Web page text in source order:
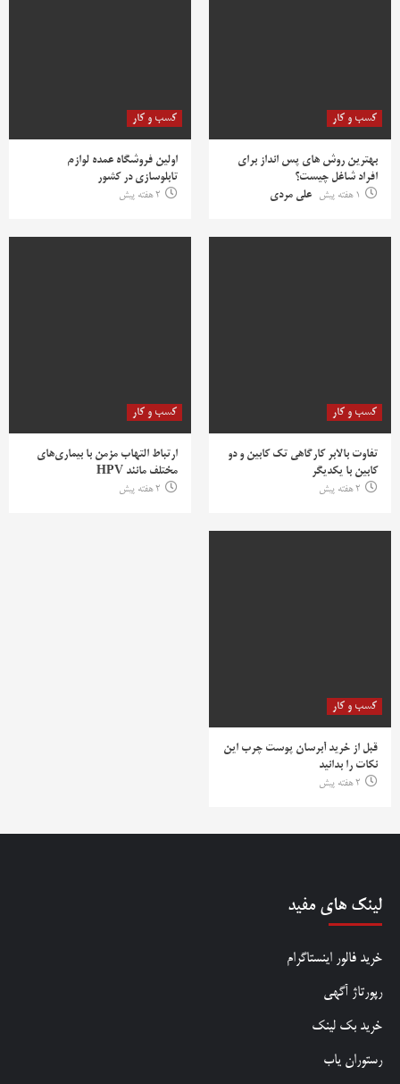
کسب و کار
بهترین روش‌ های پس‌ انداز برای
افراد شاغل چیست؟
1 هفته پیش
علی مردی
کسب و کار
اولین فروشگاه عمده لوازم
تابلوسازی در کشور
2 هفته پیش
کسب و کار
تفاوت بالابر کارگاهی تک کابین و دو
کابین با یکدیگر
2 هفته پیش
کسب و کار
ارتباط التهاب مزمن با بیماری‌های
مختلف مانند HPV
2 هفته پیش
کسب و کار
قبل از خرید آبرسان پوست چرب این
نکات را بدانید
2 هفته پیش
لینک های مفید
خرید فالور اینستاگرام
رپورتاژ آگهی
خرید بک لینک
رستوران یاب